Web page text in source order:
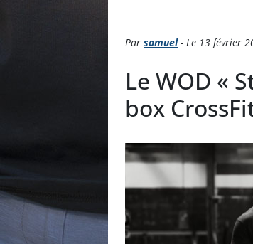
Par samuel- Le 13 février
Le WOD «
box